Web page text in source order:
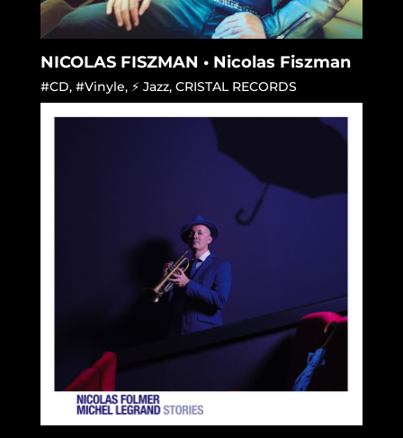
NICOLAS FISZMAN • Nicolas Fiszman
#CD, #Vinyle, ⚡ Jazz, CRISTAL RECORDS